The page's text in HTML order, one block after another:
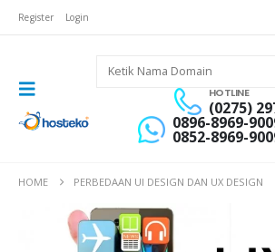
Register Login
HOTLINE
(0275)
0896-8969-
0852-8969-
HOME PERBEDAAN UI DESIGN DAN UX DESIGN